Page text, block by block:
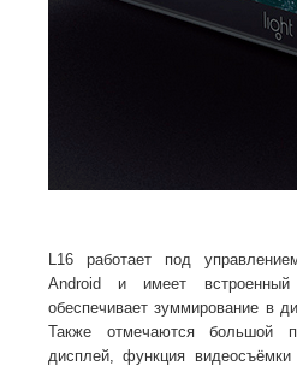
L16 работает под
Android и имеет
обеспечивает зуммирование в
Также отмечаются большой
дисплей, функция